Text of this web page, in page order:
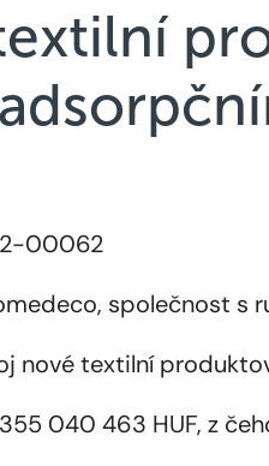
00062
společnost s
nové textilní
040 463 HUF, z